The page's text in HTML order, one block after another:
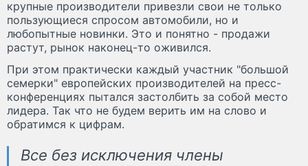
крупные производители привезли свои не только
пользующиеся спросом автомобили, но и
любопытные новинки. Это и понятно - продажи
растут, рынок наконец-то оживился.
При этом практически каждый участник "большой
семерки" европейских производителей на пресс-
конференциях пытался застолбить за собой место
лидера. Так что не будем верить им на слово и
обратимся к цифрам.
Все без исключения члены